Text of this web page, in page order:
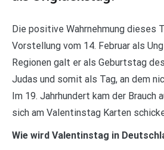
Die positive Wahrnehmung dieses
Vorstellung vom 14. Februar als
Regionen galt er als Geburtstag
Judas und somit als Tag, an dem
Im 19. Jahrhundert kam der Brauch
sich am Valentinstag Karten
Wie wird Valentinstag in